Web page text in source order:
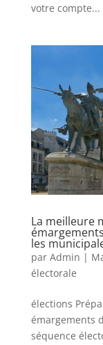
votre compte...
La meilleure
les
par Admin |
électorale
élections
émargements
séquence